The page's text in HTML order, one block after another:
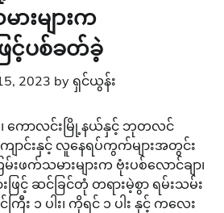
းများက
င့်ပစ်ခတ်ခဲ့
2023 by ရှင်ယွန်း
၊ ကောလင်းမြို့နယ်နှင့် ဘုတလင်
ောင်းနှင့် လူနေရပ်ကွက်များအတွင်း
က်သမားများက ဗုံးပစ်လောင်ချာ၊
ဖြင့် ဆင်ခြင်တုံ တရားမဲ့စွာ ရမ်းသမ်း
း ၁ ပါး၊ ကိုရင် ၁ ပါး နှင့် ကလေး